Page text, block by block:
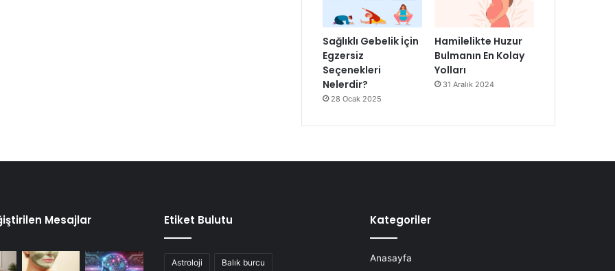
Sağlıklı Gebelik İçin
Egzersiz
Seçenekleri
Nelerdir?
28 Ocak 2025
Hamilelikte Huzur
Bulmanın En Kolay
Yolları
31 Aralık 2024
Mesajlar Etiket Bulutu
Astroloji Balık burcu
Kategoriler
Anasayfa